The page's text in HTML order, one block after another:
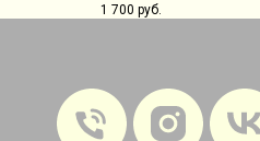
1 700 руб.